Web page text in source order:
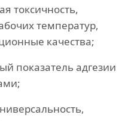
токсичность,
температур,
качества;
показатель адгезии